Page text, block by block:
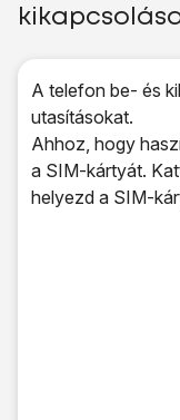
A telefon be- és
utasításokat.
Ahhoz, hogy
a SIM-kártyát.
helyezd a SIM-